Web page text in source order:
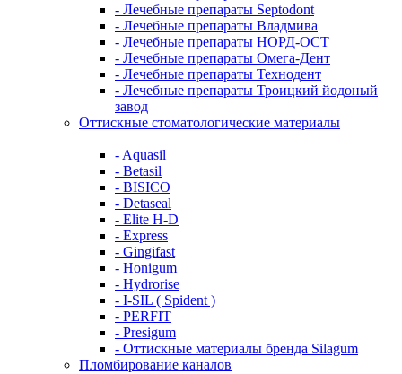
- Лечебные препараты Septodont
- Лечебные препараты Владмива
- Лечебные препараты НОРД-ОСТ
- Лечебные препараты Омега-Дент
- Лечебные препараты Технодент
- Лечебные препараты Троицкий йодоный
завод
Оттискные стоматологические материалы
- Aquasil
- Betasil
- BISICO
- Detaseal
- Elite H-D
- Express
- Gingifast
- Honigum
- Hydrorise
- I-SIL ( Spident )
- PERFIT
- Presigum
- Оттискные материалы бренда Silagum
Пломбирование каналов